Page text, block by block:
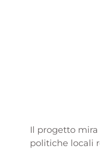
Il progetto
politiche locali